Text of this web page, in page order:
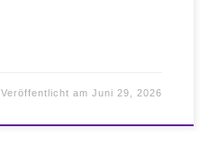
Veröffentlicht amJuni 29, 2026